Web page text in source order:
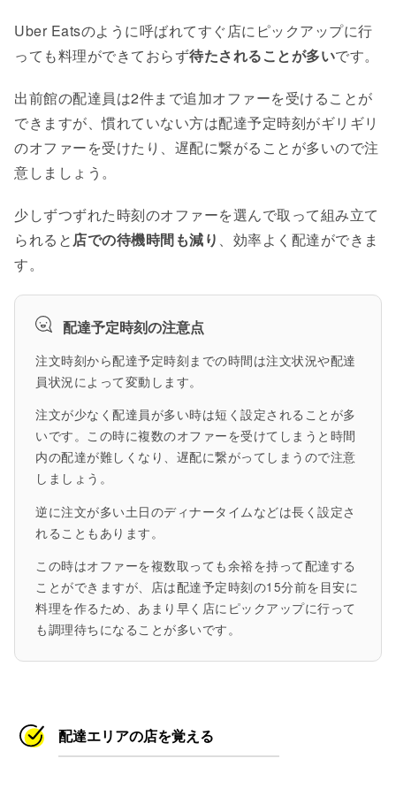
Uber Eatsのように呼ばれてすぐ店にピックアップに行
っても料理ができておらず待たされることが多いです。
出前館の配達員は2件まで追加オファーを受けることが
できますが、慣れていない方は配達予定時刻がギリギリ
のオファーを受けたり、遅配に繋がることが多いので注
意しましょう。
少しずつずれた時刻のオファーを選んで取って組み立て
られると店での待機時間も減り 、効率よく配達ができま
す。
配達予定時刻の注意点
注文時刻から配達予定時刻までの時間は注文状況や配達
員状況によって変動します。
注文が少なく配達員が多い時は短く設定されることが多
いです。この時に複数のオファーを受けてしまうと時間
内の配達が難しくなり、遅配に繋がってしまうので注意
しましょう。
逆に注文が多い土日のディナータイムなどは長く設定さ
れることもあります。
この時はオファーを複数取っても余裕を持って配達する
ことができますが、店は配達予定時刻の15分前を目安に
料理を作るため、あまり早く店にピックアップに行って
も調理待ちになることが多いです。
配達エリアの店を覚える